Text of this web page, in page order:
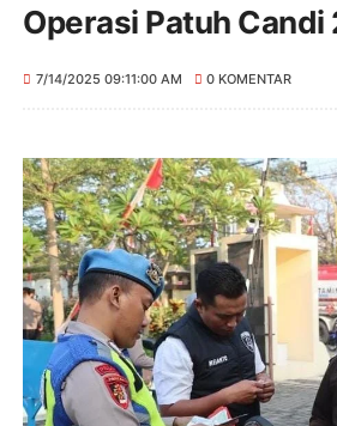
Operasi Patuh Candi
7/14/2025 09:11:00 AM 0 KOMENTAR